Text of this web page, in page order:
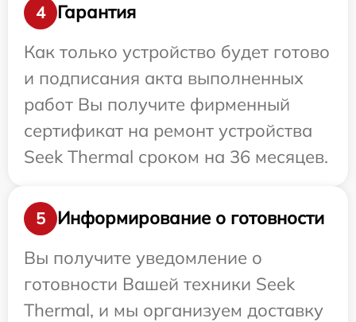
4
Гарантия
Как только устройство будет готово
и подписания акта выполненных
работ Вы получите фирменный
сертификат на ремонт устройства
Seek Thermal сроком на 36 месяцев.
5
Информирование о готовности
Вы получите уведомление о
готовности Вашей техники Seek
Thermal, и мы организуем доставку